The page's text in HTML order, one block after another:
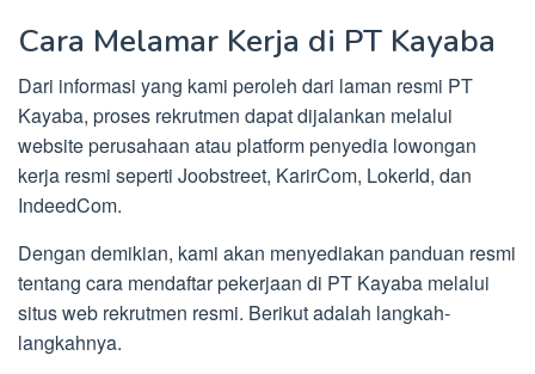
Cara Melamar Kerja di PT Kayaba
Dari informasi yang kami peroleh dari laman resmi PT
Kayaba, proses rekrutmen dapat dijalankan melalui
website perusahaan atau platform penyedia lowongan
kerja resmi seperti Joobstreet, KarirCom, LokerId, dan
IndeedCom.
Dengan demikian, kami akan menyediakan panduan resmi
tentang cara mendaftar pekerjaan di PT Kayaba melalui
situs web rekrutmen resmi. Berikut adalah langkah-
langkahnya.